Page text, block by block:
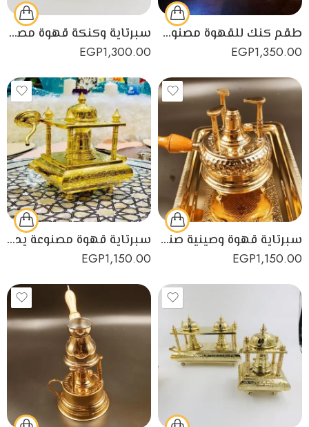
طقم كنك للقهوة مصنوع من النحاس الأصفر عالي الجودة
EGP1,350.00
سبرتاية وكنكة قهوة مصنوعين يدويًا من النحاس الأصفر عالي الجودة
EGP1,300.00
سبرتاية قهوة وصينية صناعة يدوية مصرية
EGP1,150.00
سبرتاية قهوة مصنوعة يدويًا من النحاس الأصفر عالي الجودة
EGP1,150.00